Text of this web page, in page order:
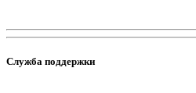
Служба поддержки